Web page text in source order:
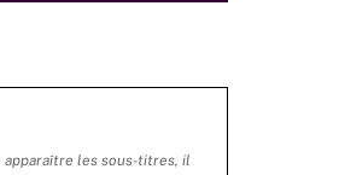
apparaître les sous-titres, il